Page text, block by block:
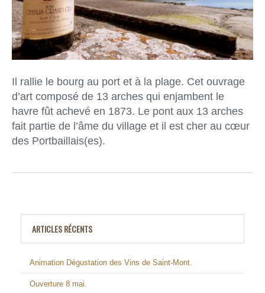
Il rallie le bourg au port et à la plage. Cet ouvrage
d’art composé de 13 arches qui enjambent le
havre fût achevé en 1873. Le pont aux 13 arches
fait partie de l’âme du village et il est cher au cœur
des Portbaillais(es).
ARTICLES RÉCENTS
Animation Dégustation des Vins de Saint-Mont.
Ouverture 8 mai.